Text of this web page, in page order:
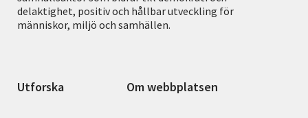
delaktighet, positiv och hållbar utveckling för
människor, miljö och samhällen.
Utforska Om webbplatsen